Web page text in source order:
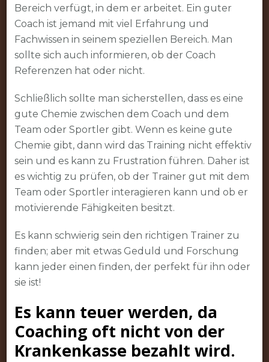
Bereich verfügt, in dem er arbeitet. Ein guter
Coach ist jemand mit viel Erfahrung und
Fachwissen in seinem speziellen Bereich. Man
sollte sich auch informieren, ob der Coach
Referenzen hat oder nicht.
Schließlich sollte man sicherstellen, dass es eine
gute Chemie zwischen dem Coach und dem
Team oder Sportler gibt. Wenn es keine gute
Chemie gibt, dann wird das Training nicht effektiv
sein und es kann zu Frustration führen. Daher ist
es wichtig zu prüfen, ob der Trainer gut mit dem
Team oder Sportler interagieren kann und ob er
motivierende Fähigkeiten besitzt.
Es kann schwierig sein den richtigen Trainer zu
finden; aber mit etwas Geduld und Forschung
kann jeder einen finden, der perfekt für ihn oder
sie ist!
Es kann teuer werden, da
Coaching oft nicht von der
Krankenkasse bezahlt wird.